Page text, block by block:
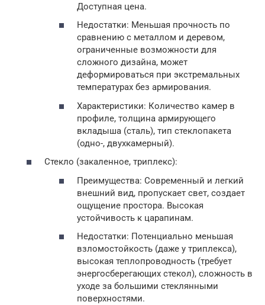
Доступная цена.
Недостатки: Меньшая прочность по
сравнению с металлом и деревом,
ограниченные возможности для
сложного дизайна, может
деформироваться при экстремальных
температурах без армирования.
Характеристики: Количество камер в
профиле, толщина армирующего
вкладыша (сталь), тип стеклопакета
(одно-, двухкамерный).
Стекло (закаленное, триплекс):
Преимущества: Современный и легкий
внешний вид, пропускает свет, создает
ощущение простора. Высокая
устойчивость к царапинам.
Недостатки: Потенциально меньшая
взломостойкость (даже у триплекса),
высокая теплопроводность (требует
энергосберегающих стекол), сложность в
уходе за большими стеклянными
поверхностями.